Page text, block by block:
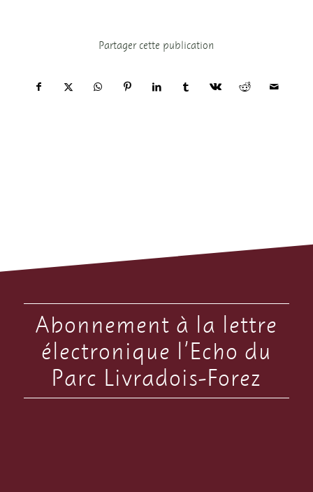
Partager cette publication
Abonnement à la lettre
électronique l’Echo du
Parc Livradois-Forez